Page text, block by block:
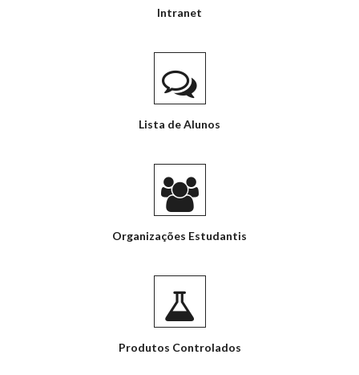
Intranet
Lista de Alunos
Organizações Estudantis
Produtos Controlados